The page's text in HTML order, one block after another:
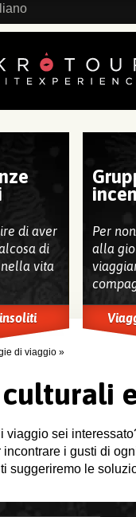
di viaggio »
di aver
di
vita
Per
alla
viaggio sei
incontrare i gusti di
suggeriremo le